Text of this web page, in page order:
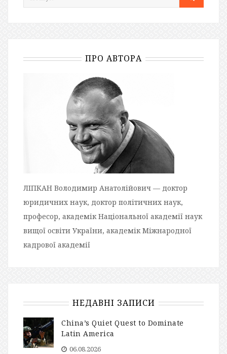
ПРО АВТОРА
ЛІПКАН Володимир Анатолійович — доктор
юридичних наук, доктор політичних наук,
професор, академік Національної академії наук
вищої освіти України, академік Міжнародної
кадрової академії
НЕДАВНІ ЗАПИСИ
China’s Quiet Quest to Dominate
Latin America
06.08.2026